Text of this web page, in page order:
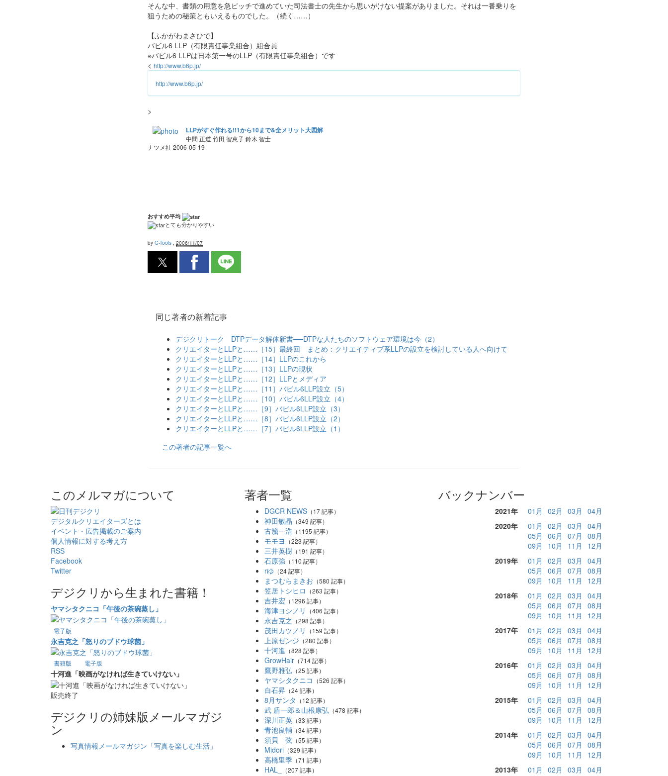
そんな中、書類の用意を急ピッチで進めていた司法書士の先生から思いがけない提案がありました。それは一番乗りを
狙うための秘策ともいえるものでした。（続く……）
【ふかがわまさひで】
バビル6 LLP（有限責任事業組合）組合員
※バビル6 LLPは日本第一号のLLP（有限責任事業組合）です
< http://www.b6p.jp/
http://www.b6p.jp/
>
LLPがすぐ作れる!!1から10まで&全メリット大図解
中間 正道 竹田 智恵子 鈴木 智士
ナツメ社 2006-05-19
おすすめ平均
とても分かりやすい
by G-Tools , 2006/11/07
同じ著者の新着記事
デジクリトーク DTPデータ解体新書──DTPな人たちのソフトウェア環境は今（2）
クリエイターとLLPと……［15］最終回 まとめ：クリエイティブ系LLPの設立を検討している人へ向けて
クリエイターとLLPと……［14］LLPのこれから
クリエイターとLLPと……［13］LLPの現状
クリエイターとLLPと……［12］LLPとメディア
クリエイターとLLPと……［11］バビル6LLP設立（5）
クリエイターとLLPと……［10］バビル6LLP設立（4）
クリエイターとLLPと……［9］バビル6LLP設立（3）
クリエイターとLLPと……［8］バビル6LLP設立（2）
クリエイターとLLPと……［7］バビル6LLP設立（1）
この著者の記事一覧へ
このメルマガについて
デジタルクリエイターズとは
イベント・広告掲載のご案内
個人情報に対する考え方
RSS
Facebook
Twitter
デジクリから生まれた書籍！
ヤマシタクニコ「午後の茶碗蒸し」
電子版
永吉克之「怒りのブドウ球菌」
書籍版 電子版
十河進「映画がなければ生きていけない」
販売終了
デジクリの姉妹版メールマガジ
ン
写真情報メールマガジン「写真を楽しむ生活」
著者一覧
DGCR NEWS （17 記事）
神田敏晶 （349 記事）
古籏一浩 （1195 記事）
モモヨ （223 記事）
三井英樹 （191 記事）
石原強 （110 記事）
rゆ （24 記事）
まつむらまきお （580 記事）
笠居トシヒロ （263 記事）
吉井宏 （1296 記事）
海津ヨシノリ （406 記事）
永吉克之 （298 記事）
茂田カツノリ （159 記事）
上原ゼンジ （280 記事）
十河進 （828 記事）
GrowHair （714 記事）
鷹野雅弘 （25 記事）
ヤマシタクニコ （526 記事）
白石昇 （24 記事）
8月サンタ （12 記事）
武 盾一郎＆山根康弘 （478 記事）
深川正英 （33 記事）
青池良輔 （34 記事）
須貝 弦 （55 記事）
Midori （329 記事）
高橋里季 （71 記事）
HAL_ （207 記事）
バックナンバー
2021年 01月 02月 03月
04月
2020年
01月 02月 03月
04月
05月
06月 07月
08月
09月
10月 11月
12月
2019年
01月 02月 03月
04月
05月
06月 07月
08月
09月
10月 11月
12月
2018年
01月 02月 03月
04月
05月
06月 07月
08月
09月
10月 11月
12月
2017年
01月 02月 03月
04月
05月
06月 07月
08月
09月
10月 11月
12月
2016年
01月 02月 03月
04月
05月
06月 07月
08月
09月
10月 11月
12月
2015年
01月 02月 03月
04月
05月
06月 07月
08月
09月
10月 11月
12月
2014年
01月 02月 03月
04月
05月
06月 07月
08月
09月
10月 11月
12月
2013年
01月 02月 03月
04月